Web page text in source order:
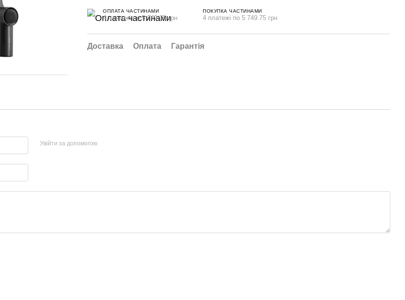
ОПЛАТА ЧАСТИНАМИ
4 платежі по 5 749.75 грн
ПОКУПКА ЧАСТИНАМИ
4 платежі по 5 749.75 грн
Доставка Оплата Гарантія
Увійти за допомогою